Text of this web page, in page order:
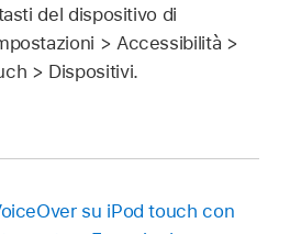
del dispositivo di
> Accessibilità >
> Dispositivi.
su iPod touch con